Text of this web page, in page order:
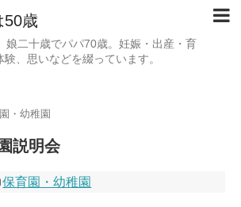
50歳
娘二十歳でパパ70歳。妊娠・出産・育
、思いなどを綴っています。
・幼稚園
説明会
保育園・幼稚園